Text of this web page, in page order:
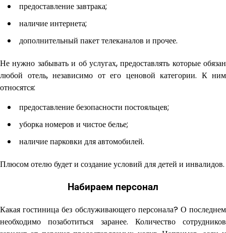
предоставление завтрака;
наличие интернета;
дополнительный пакет телеканалов и прочее.
Не нужно забывать и об услугах, предоставлять которые обязан
любой отель, независимо от его ценовой категории. К ним
относятся:
предоставление безопасности постояльцев;
уборка номеров и чистое белье;
наличие парковки для автомобилей.
Плюсом отелю будет и создание условий для детей и инвалидов.
Набираем персонал
Какая гостиница без обслуживающего персонала? О последнем
необходимо позаботиться заранее. Количество сотрудников